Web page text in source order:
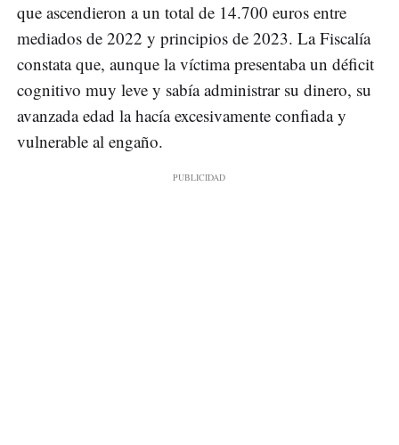
que ascendieron a un total de 14.700 euros entre
mediados de 2022 y principios de 2023. La Fiscalía
constata que, aunque la víctima presentaba un déficit
cognitivo muy leve y sabía administrar su dinero, su
avanzada edad la hacía excesivamente confiada y
vulnerable al engaño.